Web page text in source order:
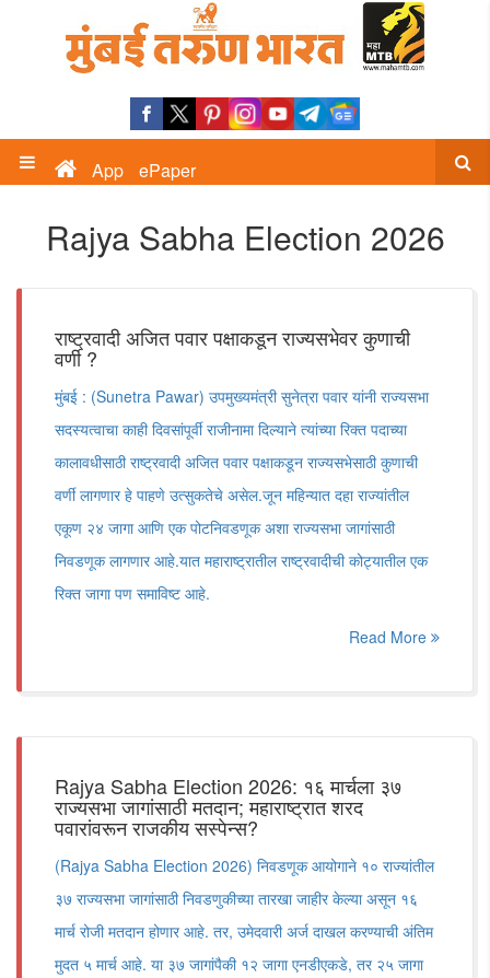
App ePaper
Rajya Sabha Election 2026
राष्ट्रवादी अजित पवार पक्षाकडून राज्यसभेवर कुणाची
वर्णी ?
मुंबई : (Sunetra Pawar) उपमुख्यमंत्री सुनेत्रा पवार यांनी राज्यसभा
सदस्यत्वाचा काही दिवसांपूर्वी राजीनामा दिल्याने त्यांच्या रिक्त पदाच्या
कालावधीसाठी राष्ट्रवादी अजित पवार पक्षाकडून राज्यसभेसाठी कुणाची
वर्णी लागणार हे पाहणे उत्सुकतेचे असेल.जून महिन्यात दहा राज्यांतील
एकूण २४ जागा आणि एक पोटनिवडणूक अशा राज्यसभा जागांसाठी
निवडणूक लागणार आहे.यात महाराष्ट्रातील राष्ट्रवादीची कोट्यातील एक
रिक्त जागा पण समाविष्ट आहे.
Read More
Rajya Sabha Election 2026: १६ मार्चला ३७
राज्यसभा जागांसाठी मतदान; महाराष्ट्रात शरद
पवारांवरून राजकीय सस्पेन्स?
(Rajya Sabha Election 2026) निवडणूक आयोगाने १० राज्यांतील
३७ राज्यसभा जागांसाठी निवडणुकीच्या तारखा जाहीर केल्या असून १६
मार्च रोजी मतदान होणार आहे. तर, उमेदवारी अर्ज दाखल करण्याची अंतिम
मुदत ५ मार्च आहे. या ३७ जागांपैकी १२ जागा एनडीएकडे, तर २५ जागा